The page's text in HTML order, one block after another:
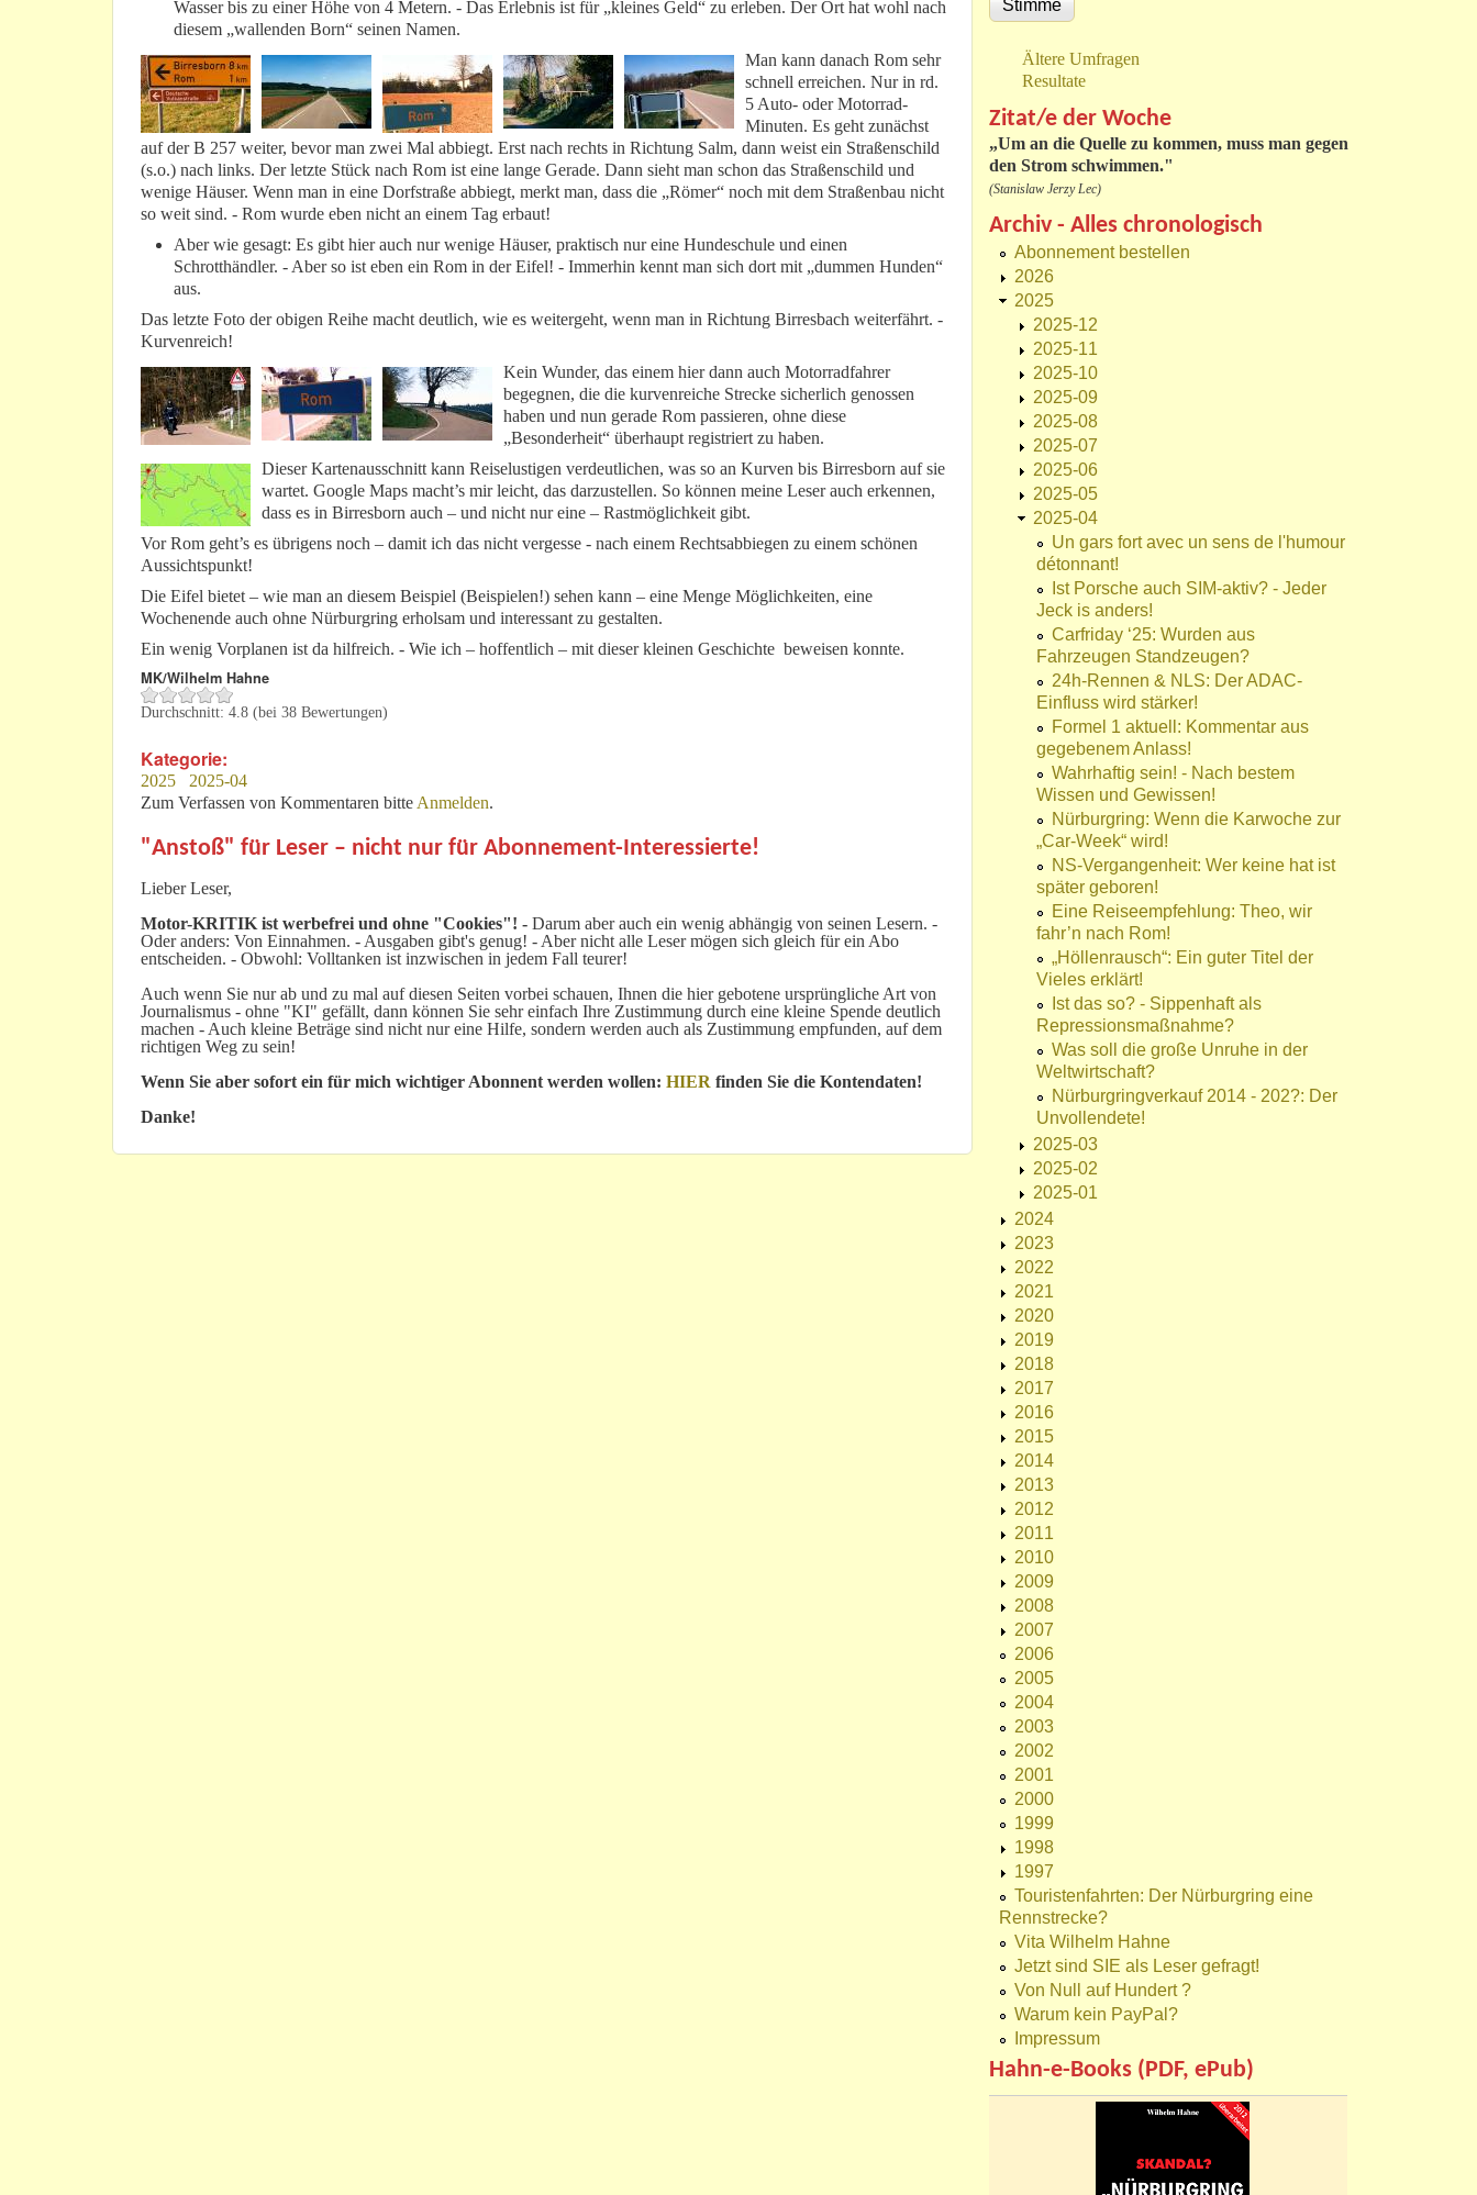
Wasser bis zu einer Höhe von 4 Metern. - Das Erlebnis ist für „kleines Geld“ zu erleben. Der Ort hat wohl nach
diesem „wallenden Born“ seinen Namen.
Man kann danach Rom sehr
schnell erreichen. Nur in rd.
5 Auto- oder Motorrad-
Minuten. Es geht zunächst
auf der B 257 weiter, bevor man zwei Mal abbiegt. Erst nach rechts in Richtung Salm, dann weist ein Straßenschild
(s.o.) nach links. Der letzte Stück nach Rom ist eine lange Gerade. Dann sieht man schon das Straßenschild und
wenige Häuser. Wenn man in eine Dorfstraße abbiegt, merkt man, dass die „Römer“ noch mit dem Straßenbau nicht
so weit sind. - Rom wurde eben nicht an einem Tag erbaut!
Aber wie gesagt: Es gibt hier auch nur wenige Häuser, praktisch nur eine Hundeschule und einen
Schrotthändler. - Aber so ist eben ein Rom in der Eifel! - Immerhin kennt man sich dort mit „dummen Hunden“
aus.
Das letzte Foto der obigen Reihe macht deutlich, wie es weitergeht, wenn man in Richtung Birresbach weiterfährt. -
Kurvenreich!
Kein Wunder, das einem hier dann auch Motorradfahrer
begegnen, die die kurvenreiche Strecke sicherlich genossen
haben und nun gerade Rom passieren, ohne diese
„Besonderheit“ überhaupt registriert zu haben.
Dieser Kartenausschnitt kann Reiselustigen verdeutlichen, was so an Kurven bis Birresborn auf sie
wartet. Google Maps macht’s mir leicht, das darzustellen. So können meine Leser auch erkennen,
dass es in Birresborn auch – und nicht nur eine – Rastmöglichkeit gibt.
Vor Rom geht’s es übrigens noch – damit ich das nicht vergesse - nach einem Rechtsabbiegen zu einem schönen
Aussichtspunkt!
Die Eifel bietet – wie man an diesem Beispiel (Beispielen!) sehen kann – eine Menge Möglichkeiten, eine
Wochenende auch ohne Nürburgring erholsam und interessant zu gestalten.
Ein wenig Vorplanen ist da hilfreich. - Wie ich – hoffentlich – mit dieser kleinen Geschichte beweisen konnte.
MK/Wilhelm Hahne
Durchschnitt: 4.8 (bei 38 Bewertungen)
Kategorie:
2025
2025-04
Zum Verfassen von Kommentaren bitte Anmelden.
"Anstoß" für Leser – nicht nur für Abonnement-Interessierte!
Lieber Leser,
Motor-KRITIK ist werbefrei und ohne "Cookies"! - Darum aber auch ein wenig abhängig von seinen Lesern. -
Oder anders: Von Einnahmen. - Ausgaben gibt's genug! - Aber nicht alle Leser mögen sich gleich für ein Abo
entscheiden. - Obwohl: Volltanken ist inzwischen in jedem Fall teurer!
Auch wenn Sie nur ab und zu mal auf diesen Seiten vorbei schauen, Ihnen die hier gebotene ursprüngliche Art von
Journalismus - ohne "KI" gefällt, dann können Sie sehr einfach Ihre Zustimmung durch eine kleine Spende deutlich
machen - Auch kleine Beträge sind nicht nur eine Hilfe, sondern werden auch als Zustimmung empfunden, auf dem
richtigen Weg zu sein!
Wenn Sie aber sofort ein für mich wichtiger Abonnent werden wollen: HIER finden Sie die Kontendaten!
Danke!
Ältere Umfragen
Resultate
Zitat/e der Woche
„Um an die Quelle zu kommen, muss man gegen
den Strom schwimmen."
(Stanislaw Jerzy Lec)
Archiv - Alles chronologisch
Abonnement bestellen
2026
2025
2025-12
2025-11
2025-10
2025-09
2025-08
2025-07
2025-06
2025-05
2025-04
Un gars fort avec un sens de l'humour
détonnant!
Ist Porsche auch SIM-aktiv? - Jeder
Jeck is anders!
Carfriday ‘25: Wurden aus
Fahrzeugen Standzeugen?
24h-Rennen & NLS: Der ADAC-
Einfluss wird stärker!
Formel 1 aktuell: Kommentar aus
gegebenem Anlass!
Wahrhaftig sein! - Nach bestem
Wissen und Gewissen!
Nürburgring: Wenn die Karwoche zur
„Car-Week“ wird!
NS-Vergangenheit: Wer keine hat ist
später geboren!
Eine Reiseempfehlung: Theo, wir
fahr’n nach Rom!
„Höllenrausch“: Ein guter Titel der
Vieles erklärt!
Ist das so? - Sippenhaft als
Repressionsmaßnahme?
Was soll die große Unruhe in der
Weltwirtschaft?
Nürburgringverkauf 2014 - 202?: Der
Unvollendete!
2025-03
2025-02
2025-01
2024
2023
2022
2021
2020
2019
2018
2017
2016
2015
2014
2013
2012
2011
2010
2009
2008
2007
2006
2005
2004
2003
2002
2001
2000
1999
1998
1997
Touristenfahrten: Der Nürburgring eine
Rennstrecke?
Vita Wilhelm Hahne
Jetzt sind SIE als Leser gefragt!
Von Null auf Hundert ?
Warum kein PayPal?
Impressum
Hahn-e-Books (PDF, ePub)